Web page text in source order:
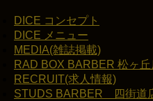
DICE コンセプト
DICE メニュー
MEDIA(雑誌掲載)
RAD BOX BARBER 松ヶ丘
RECRUIT(求人情報)
STUDS BARBER 四街道